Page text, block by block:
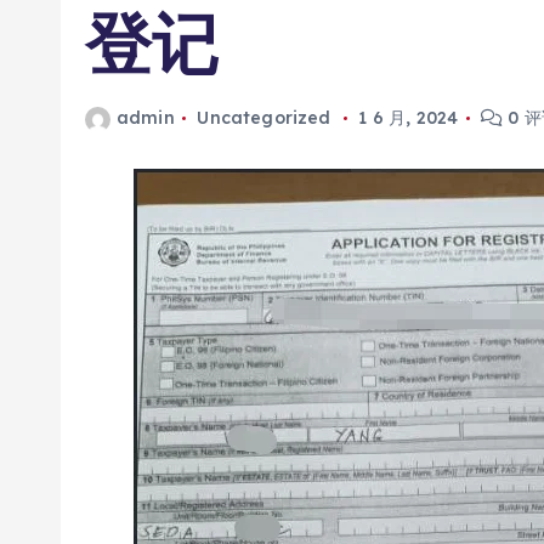
登记
admin Uncategorized 1 6 月, 2024 0